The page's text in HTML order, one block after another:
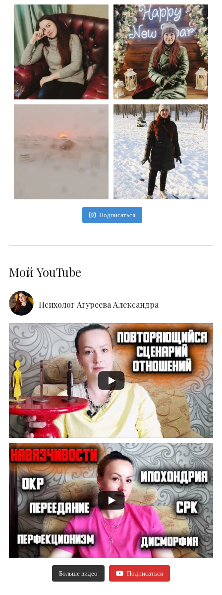
Подписаться
Мой YouTube
Психолог Агуреева Александра
Больше видео Подписаться